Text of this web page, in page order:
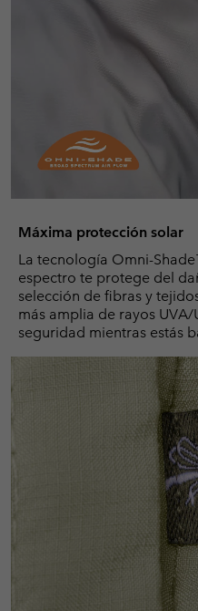
Máxima protección solar
La tecnología Omni-
espectro te protege del
selección de fibras y
más amplia de rayos
seguridad mientras estás